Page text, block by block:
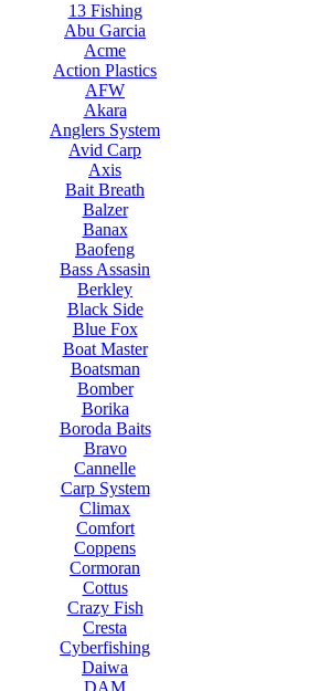
13 Fishing
Abu Garcia
Acme
Action Plastics
AFW
Akara
Anglers System
Avid Carp
Axis
Bait Breath
Balzer
Banax
Baofeng
Bass Assasin
Berkley
Black Side
Blue Fox
Boat Master
Boatsman
Bomber
Borika
Boroda Baits
Bravo
Cannelle
Carp System
Climax
Comfort
Coppens
Cormoran
Cottus
Crazy Fish
Cresta
Cyberfishing
Daiwa